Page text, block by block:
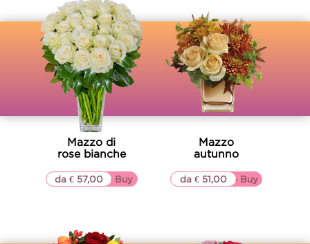
Mazzo di
rose bianche
▷▷ Buy
da € 57,00
Mazzo
autunno
▷▷ Buy
da € 51,00